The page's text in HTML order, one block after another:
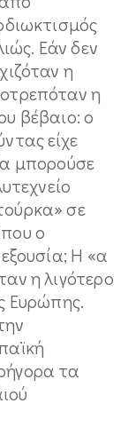
Εάν δεν
η
η
βέβαιο: ο
είχε
μπορούσε
σε
ο
Η «α
η λιγότερο
Ευρώπης.
τα